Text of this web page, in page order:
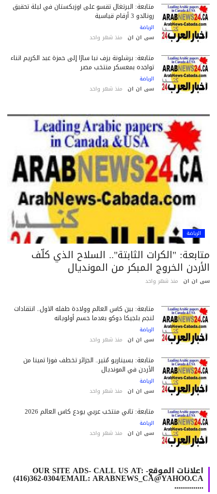
متابعة: البرتغال تقسو على أوزبكستان في ليلة تحقيق
رونالدو 3 أرقام قياسية
الرياضة
سى ان ان منذ شهر واحد
متابعة: برشلونة يزف نبأ سارًا إلى حمزة عبد الكريم أثناء
تواجده بمعسكر منتخب مصر
الرياضة
سى ان ان منذ شهر واحد
الرياضة
"الكرات الثابتة".. السلاح الذي كلّف
الخروج المبكر من المونديال
ان ان منذ شهر واحد
متابعة: بين كأس العالم وولادة طفله الأول.. انتقادات
لنجم بلجيكا دوكو بعدما حسم أولوياته
الرياضة
سى ان ان منذ شهر واحد
متابعة: بسيناريو مُثير.. الجزائر تخطف فوزاً ثميناً من
الأردن في المونديال
الرياضة
سى ان ان منذ شهر واحد
متابعة: ثاني منتخب عربي يودع كأس العالم 2026
الرياضة
سى ان ان منذ شهر واحد
اعلانات الموقع- OUR SITE ADS- CALL US AT:
(416)362-0304/EMAIL: ARABNEWS_CA@YAHOO.CA
...............